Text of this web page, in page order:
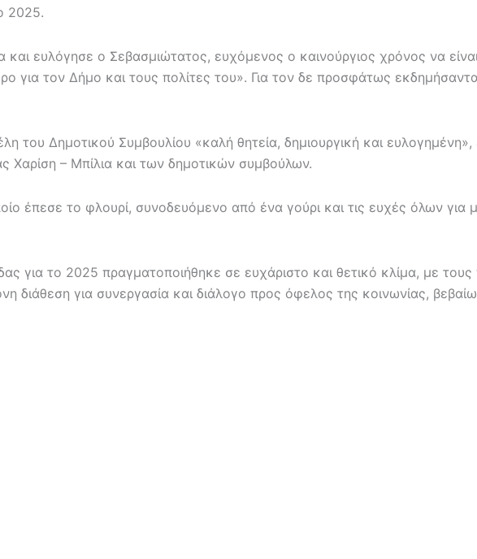
2025.
και ευλόγησε ο Σεβασμιώτατος, ευχόμενος ο καινούργιος χρόνος να
για τον Δήμο και τους πολίτες του». Για τον δε προσφάτως
Δημοτικού Συμβουλίου «καλή θητεία, δημιουργική και
Χαρίση – Μπίλια και των δημοτικών συμβούλων.
έπεσε το φλουρί, συνοδευόμενο από ένα γούρι και τις ευχές όλων για
για το 2025 πραγματοποιήθηκε σε ευχάριστο και θετικό κλίμα, με
διάθεση για συνεργασία και διάλογο προς όφελος της κοινωνίας,